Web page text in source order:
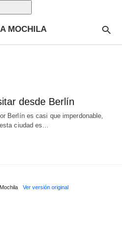
MOCHILA
desde Berlín
Berlín es casi que imperdonable,
ciudad es…
Ver versión original